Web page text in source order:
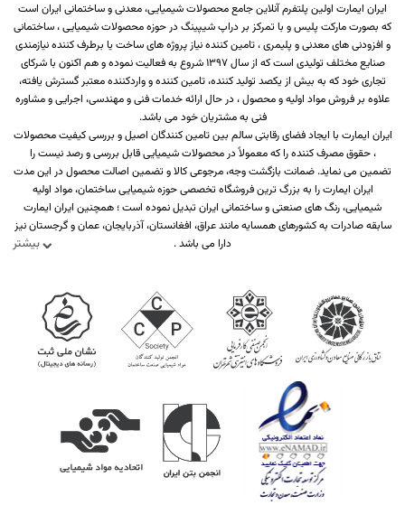
بیشتر
ایران ایمارت اولین پلتفرم آنلاین جامع محصولات شیمیایی، معدنی و ساختمانی ایران است
که بصورت مارکت پلیس و با تمرکز بر دراپ شیپینگ در حوزه محصولات شیمیایی ، ساختمانی
و افزودنی های معدنی و پلیمری ، تامین کننده نیاز پروژه های ساخت یا برطرف کننده نیازمندی
صنایع مختلف تولیدی است که از سال 1397 شروع به فعالیت نموده و هم اکنون با شرکای
تجاری خود که به بیش از یکصد تولید کننده، تامین کننده و واردکننده معتبر گسترش یافته،
علاوه بر فروش مواد اولیه و محصول ، در حال ارائه خدمات فنی و مهندسی، اجرایی و مشاوره
فنی به مشتریان خود می باشد.
ایران ایمارت با ایجاد فضای رقابتی سالم بین تامین کنندگان اصیل و بررسی کیفیت محصولات
، حقوق مصرف کننده را که معمولاً در محصولات شیمیایی قابل بررسی و رصد نیست را
تضمین می نماید. ضمانت بازگشت وجه، مرجوعی کالا و تضمین اصالت محصول در این مدت
ایران ایمارت را به بزرگ ترین فروشگاه تخصصی حوزه شیمیایی ساختمان، مواد اولیه
شیمیایی، رنگ های صنعتی و ساختمانی ایران تبدیل نموده است ؛ همچنین ایران ایمارت
سابقه صادرات به کشورهای همسایه مانند عراق، افغانستان، آذربایجان، عمان و گرجستان نیز
دارا می باشد .